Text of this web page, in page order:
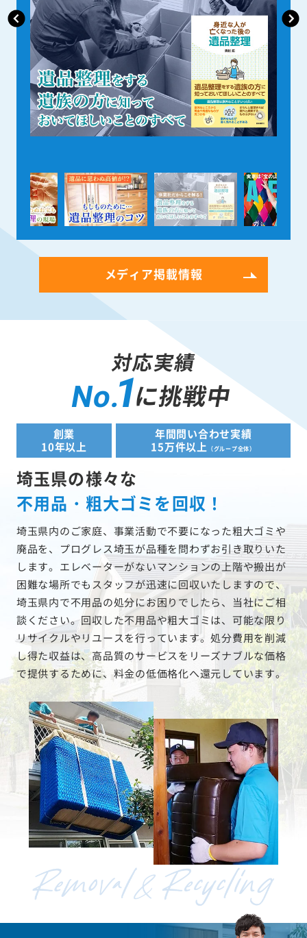
メディア掲載情報
対応実績
No.1に挑戦中
創業
10年以上
年間問い合わせ実績
15万件以上
（グループ全体）
埼玉県の様々な
不用品・粗大ゴミを回収！
埼玉県内のご家庭、事業活動で不要になった粗大ゴミや
廃品を、プログレス埼玉が品種を問わずお引き取りいた
します。エレベーターがないマンションの上階や搬出が
困難な場所でもスタッフが迅速に回収いたしますので、
埼玉県内で不用品の処分にお困りでしたら、当社にご相
談ください。回収した不用品や粗大ゴミは、可能な限り
リサイクルやリユースを行っています。処分費用を削減
し得た収益は、高品質のサービスをリーズナブルな価格
で提供するために、料金の低価格化へ還元しています。